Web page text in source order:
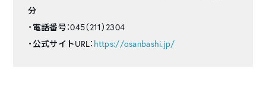
分
・電話番号：045（211）2304
・公式サイトURL： https://osanbashi.jp/